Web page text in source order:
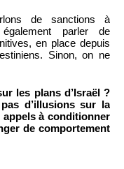
de sanctions à
parler de
en place depuis
Sinon, on ne
les plans d’Israël ?
d’illusions sur la
appels à conditionner
de comportement